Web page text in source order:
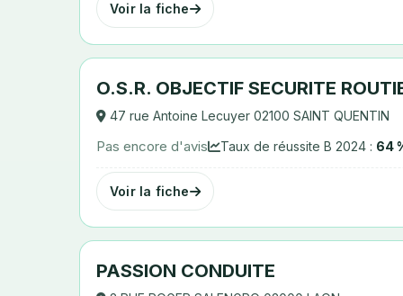
Voir la fiche
O.S.R. OBJECTIF SECURITE
47 rue Antoine Lecuyer 02100 SAINT QUENTIN
Pas encore d'avis Taux de réussite B 2024 : 64
Voir la fiche
PASSION CONDUITE